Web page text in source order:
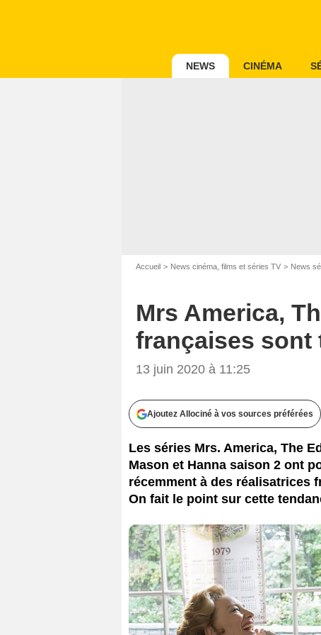
NEWS CINÉMA
Accueil News cinéma, films et séries TV News
Mrs America,
françaises sont
13 juin 2020 à 11:25
Ajoutez Allociné à vos sources préférées
Les séries Mrs. America, The
Mason et Hanna saison 2 ont
récemment à des réalisatrices
On fait le point sur cette
2020 FX